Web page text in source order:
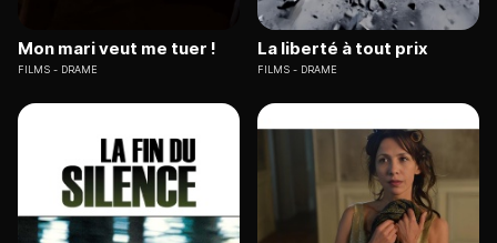
Mon mari veut me tuer !
FILMS DRAME
La liberté à tout prix
FILMS DRAME